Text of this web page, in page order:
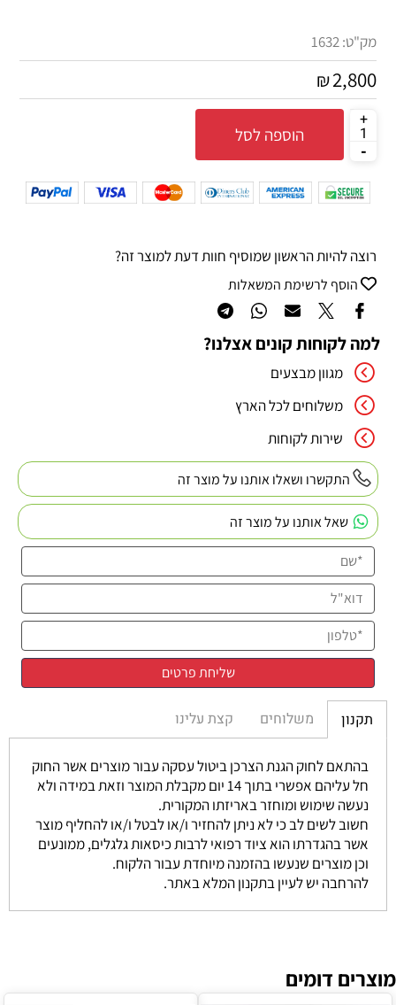
מק"ט:1632
₪2,800
הוספה לסל
רוצה להיות הראשון שמוסיף חוות דעת למוצר זה?
הוסף לרשימת המשאלות
למה לקוחות קונים אצלנו?
מגוון מבצעים
משלוחים לכל הארץ
שירות לקוחות
התקשרו ושאלו אותנו על מוצר זה
שאל אותנו על מוצר זה
תקנון משלוחים קצת עלינו
בהתאם לחוק הגנת הצרכן ביטול עסקה עבור מוצרים אשר החוק
חל עליהם אפשרי בתוך 14 יום מקבלת המוצר וזאת במידה ולא
נעשה שימוש ומוחזר באריזתו המקורית.
חשוב לשים לב כי לא ניתן להחזיר ו/או לבטל ו/או להחליף מוצר
אשר בהגדרתו הוא ציוד רפואי לרבות כיסאות גלגלים, ממונעים
וכן מוצרים שנעשו בהזמנה מיוחדת עבור הלקוח.
להרחבה יש לעיין בתקנון המלא באתר.
מוצרים דומים